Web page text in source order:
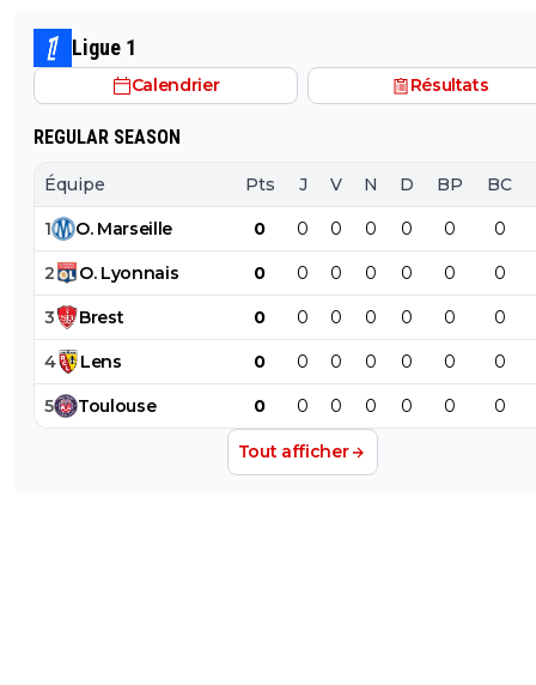
Ligue 1
Calendrier Résultats
REGULAR SEASON
Équipe Pts J V N D BP BC
1 O. Marseille 0 0 0 0 0 0 0
2 O. Lyonnais 0 0 0 0 0 0 0
3 Brest 0 0 0 0 0 0 0
4 Lens 0 0 0 0 0 0 0
5 Toulouse 0 0 0 0 0 0 0
Tout afficher